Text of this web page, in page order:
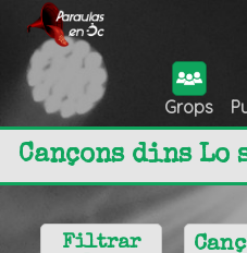
Grops
Cançons dins Lo
Filtrar